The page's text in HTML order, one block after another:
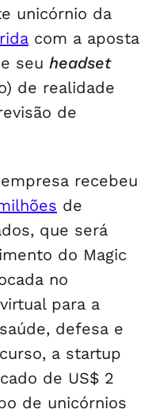
unicórnio da
com a aposta
seu headset
de realidade
de
recebeu
de
que será
do Magic
no
para a
defesa e
a startup
de US$ 2
de unicórnios